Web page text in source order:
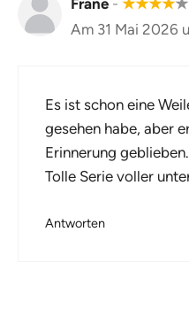
Frane - ★★★★★
Am 31 Mai 2026
Es ist schon eine
gesehen habe, aber
Erinnerung geblieben.
Tolle Serie voller
Antworten